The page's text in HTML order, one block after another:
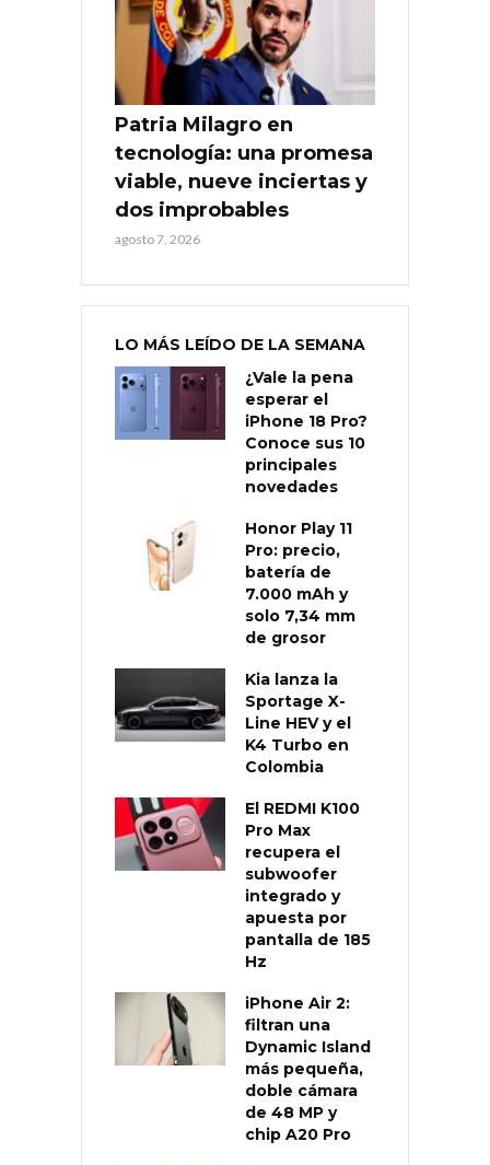
Patria Milagro en
tecnología: una promesa
viable, nueve inciertas y
dos improbables
agosto 7, 2026
LO MÁS LEÍDO DE LA SEMANA
¿Vale la pena
esperar el
iPhone 18 Pro?
Conoce sus 10
principales
novedades
Honor Play 11
Pro: precio,
batería de
7.000 mAh y
solo 7,34 mm
de grosor
Kia lanza la
Sportage X-
Line HEV y el
K4 Turbo en
Colombia
El REDMI K100
Pro Max
recupera el
subwoofer
integrado y
apuesta por
pantalla de 185
Hz
iPhone Air 2:
filtran una
Dynamic Island
más pequeña,
doble cámara
de 48 MP y
chip A20 Pro